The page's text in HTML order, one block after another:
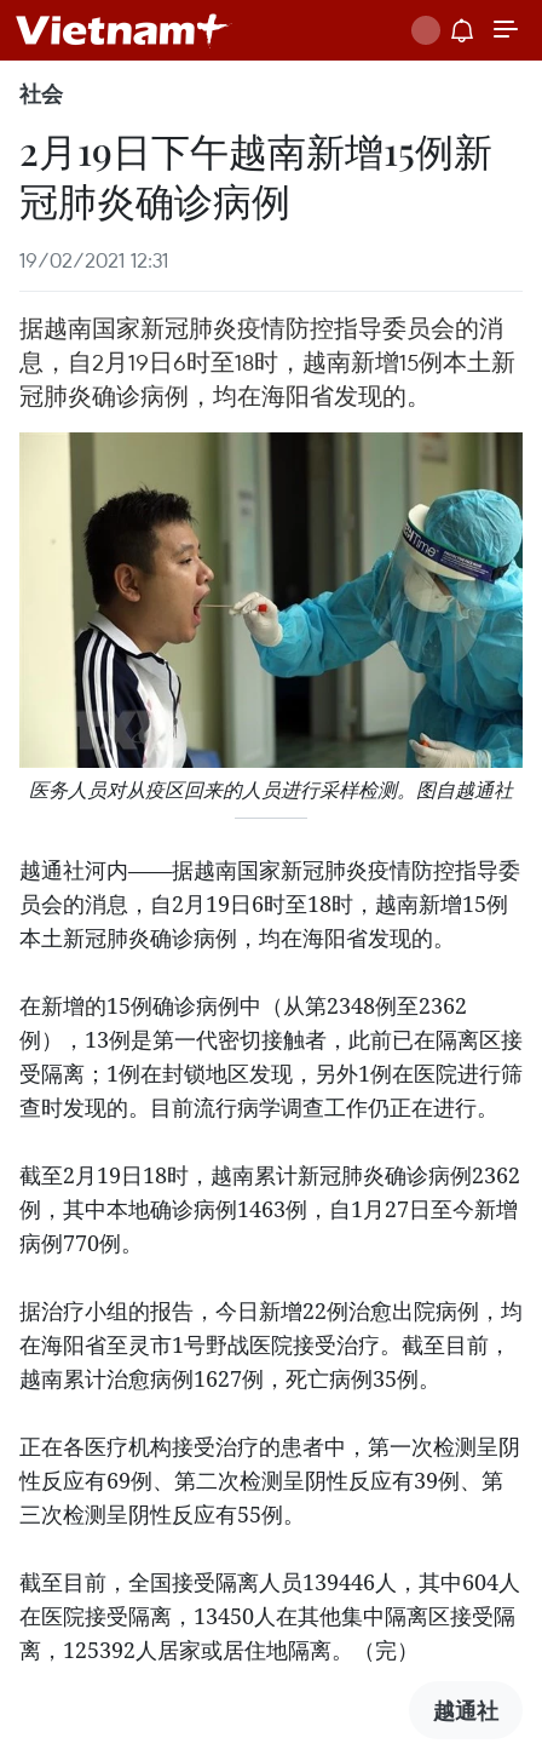
社会
2月19日下午越南新增15例新
冠肺炎确诊病例
19/02/2021 12:31
据越南国家新冠肺炎疫情防控指导委员会的消
息，自2月19日6时至18时，越南新增15例本土新
冠肺炎确诊病例，均在海阳省发现的。
医务人员对从疫区回来的人员进行采样检测。图自越通社
越通社河内——据越南国家新冠肺炎疫情防控指导委
员会的消息，自2月19日6时至18时，越南新增15例
本土新冠肺炎确诊病例，均在海阳省发现的。
在新增的15例确诊病例中（从第2348例至2362
例），13例是第一代密切接触者，此前已在隔离区接
受隔离；1例在封锁地区发现，另外1例在医院进行筛
查时发现的。目前流行病学调查工作仍正在进行。
截至2月19日18时，越南累计新冠肺炎确诊病例2362
例，其中本地确诊病例1463例，自1月27日至今新增
病例770例。
据治疗小组的报告，今日新增22例治愈出院病例，均
在海阳省至灵市1号野战医院接受治疗。截至目前，
越南累计治愈病例1627例，死亡病例35例。
正在各医疗机构接受治疗的患者中，第一次检测呈阴
性反应有69例、第二次检测呈阴性反应有39例、第
三次检测呈阴性反应有55例。
截至目前，全国接受隔离人员139446人，其中604人
在医院接受隔离，13450人在其他集中隔离区接受隔
离，125392人居家或居住地隔离。（完）
越通社